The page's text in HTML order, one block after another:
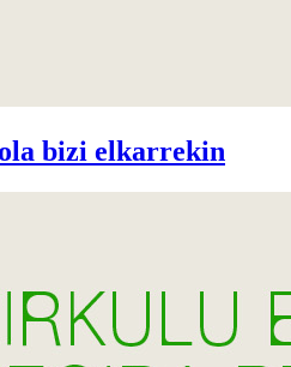
bizi elkarrekin